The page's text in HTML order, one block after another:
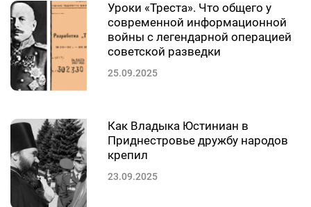
Уроки «Треста». Что общего у
современной информационной
войны с легендарной операцией
советской разведки
25.09.2025
Как Владыка Юстиниан в
Приднестровье дружбу народов
крепил
23.09.2025